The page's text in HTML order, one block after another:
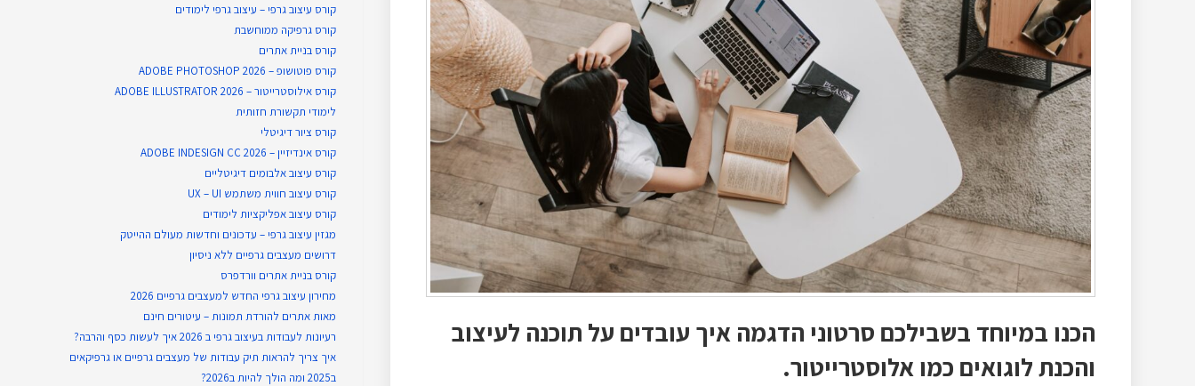
הכנו במיוחד בשבילכם סרטוני הדגמה איך עובדים על תוכנה לעיצוב
והכנת לוגואים כמו אלוסטרייטור.
קורס עיצוב גרפי – עיצוב גרפי לימודים
קורס גרפיקה ממוחשבת
קורס בניית​ אתרים
קורס פוטושופ – ADOBE PHOTOSHOP 2026
קורס אילוסטרייטור – ADOBE ILLUSTRATOR 2026
לימודי תקשורת חזותית
קורס ציור דיגיטלי
קורס אינדיזיין – ADOBE INDESIGN CC 2026
קורס עיצוב אלבומים דיגיטליים
קורס עיצוב חווית משתמש UX – UI
קורס עיצוב אפליקציות לימודים
מגזין עיצוב גרפי – עדכונים וחדשות מעולם ההייטק
דרושים מעצבים גרפיים ללא ניסיון
קורס בניית אתרים וורדפרס
מחירון עיצוב גרפי החדש למעצבים גרפיים 2026
מאות אתרים להורדת תמונות – עיטורים חינם
רעיונות לעבודות בעיצוב גרפי ב 2026 איך לעשות כסף והרבה?
איך צריך להראות תיק עבודות של מעצבים גרפיים או גרפיקאים
ב2025 ומה הולך להיות ב2026?